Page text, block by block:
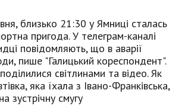
близько 21:30 у Ямниці сталась
пригода. У телеграм-каналі
повідомляють, що в аварії
пише "Галицький кореспондент".
світлинами та відео. Як
яка їхала з Івано-Франківська,
зустрічну смугу